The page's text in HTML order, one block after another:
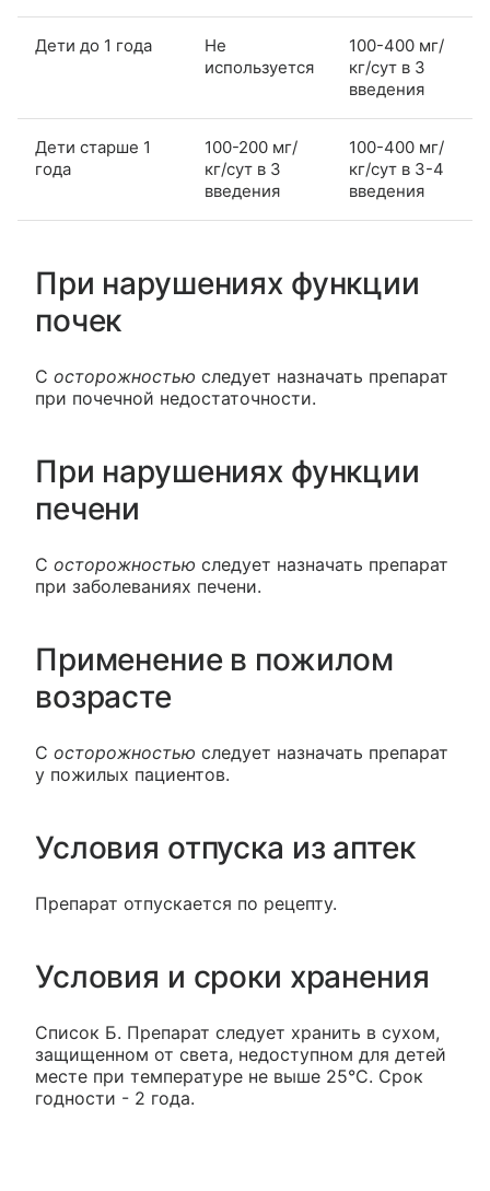
Дети до 1 года
Не
используется
100-400 мг/
кг/сут в 3
введения
Дети старше 1
года
100-200 мг/
кг/сут в 3
введения
100-400 мг/
кг/сут в 3-4
введения
При нарушениях функции
почек
C осторожностью следует назначать препарат
при почечной недостаточности.
При нарушениях функции
печени
C осторожностью следует назначать препарат
при заболеваниях печени.
Применение в пожилом
возрасте
C осторожностью следует назначать препарат
у пожилых пациентов.
Условия отпуска из аптек
Препарат отпускается по рецепту.
Условия и сроки хранения
Список Б. Препарат следует хранить в сухом,
защищенном от света, недоступном для детей
месте при температуре не выше 25°С. Срок
годности - 2 года.